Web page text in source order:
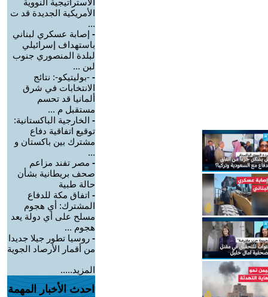
الاستراتيجية النووية
الأمريكية الجديدة قد ت
...
- إصابة عسكري لبناني
باستهداف إسرائيلي
لبلدة المنصوري جنوب
لبن ...
- -بوليتيكو-: نتائج
الانتخابات في شرق
ألمانيا قد تحسم
مستقبل م ...
- الخارجية الباكستانية:
توقيع اتفاقية دفاع
مشترك بين باكستان و
...
- مصر تفند مزاعم
صحف بريطانية بشأن
حالة طبية
- ‏اتفاق مكة للدفاع
المشترك: أي هجوم
مسلح على أي دولة يعد
هجوم ...
- روسيا تطور جيلا جديدا
من أقمار الأرصاد الجوية
المزيد.....
احدث الأخبار المهمة